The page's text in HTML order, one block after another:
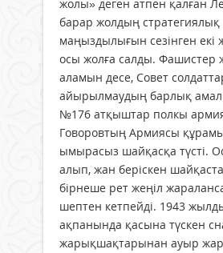
жолы» деген атпен қалған
барар жолдың стратегиялық
маңыздылығын сезінген екі
осы жолға салды. Фашистер
аламын десе, Совет
айырылмаудың барлық
№176 атқыштар полкы
Говоровтың Армиясы
ымырасыз шайқасқа түсті.
алып, жан беріскен
бірнеше рет жеңіл
шептен кетпейді. 1943
ақпанында қасына түскен
жарықшақтарынан ауыр